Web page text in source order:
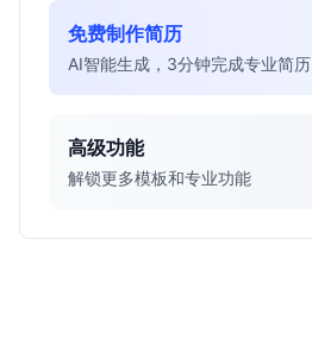
免费制作简历
AI智能生成，3分钟完成专业简历
高级功能
解锁更多模板和专业功能